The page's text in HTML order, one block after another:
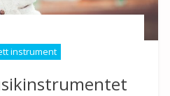
instrument